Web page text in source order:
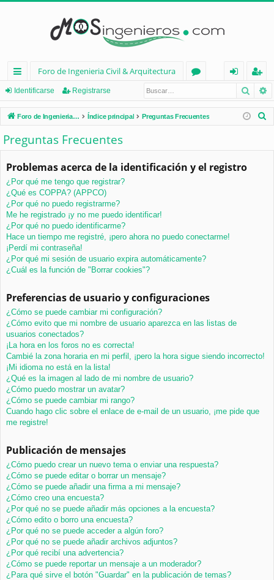
nl
ac
es
rá
pi
d
os
Foro de Ingenieria Civil & Arquitectura
os
nt
ifi
rs
eg
ist
ra
Identificarse Registrarse
Foro de Ingenieria Civil & Arquitectura Índice principal Preguntas Frecuentes
Preguntas Frecuentes
Problemas acerca de la identificación y el registro
¿Por qué me tengo que registrar?
¿Qué es COPPA? (APPCO)
¿Por qué no puedo registrarme?
Me he registrado ¡y no me puedo identificar!
¿Por qué no puedo identificarme?
Hace un tiempo me registré, ¡pero ahora no puedo conectarme!
¡Perdí mi contraseña!
¿Por qué mi sesión de usuario expira automáticamente?
¿Cuál es la función de "Borrar cookies"?
Preferencias de usuario y configuraciones
¿Cómo se puede cambiar mi configuración?
¿Cómo evito que mi nombre de usuario aparezca en las listas de
usuarios conectados?
¡La hora en los foros no es correcta!
Cambié la zona horaria en mi perfil, ¡pero la hora sigue siendo incorrecto!
¡Mi idioma no está en la lista!
¿Qué es la imagen al lado de mi nombre de usuario?
¿Cómo puedo mostrar un avatar?
¿Cómo se puede cambiar mi rango?
Cuando hago clic sobre el enlace de e-mail de un usuario, ¡me pide que
me registre!
Publicación de mensajes
¿Cómo puedo crear un nuevo tema o enviar una respuesta?
¿Cómo se puede editar o borrar un mensaje?
¿Cómo se puede añadir una firma a mi mensaje?
¿Cómo creo una encuesta?
¿Por qué no se puede añadir más opciones a la encuesta?
¿Cómo edito o borro una encuesta?
¿Por qué no se puede acceder a algún foro?
¿Por qué no se puede añadir archivos adjuntos?
¿Por qué recibí una advertencia?
¿Cómo se puede reportar un mensaje a un moderador?
¿Para qué sirve el botón "Guardar" en la publicación de temas?